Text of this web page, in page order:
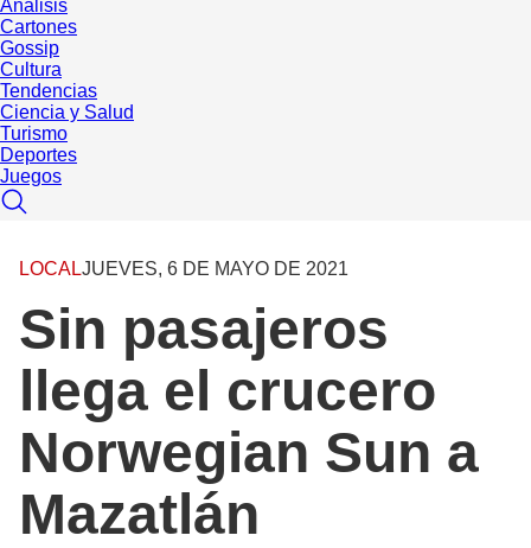
Análisis
Cartones
Gossip
Cultura
Tendencias
Ciencia y Salud
Turismo
Deportes
Juegos
LOCALJUEVES, 6 DE MAYO DE 2021
Sin pasajeros
llega el crucero
Norwegian Sun a
Mazatlán